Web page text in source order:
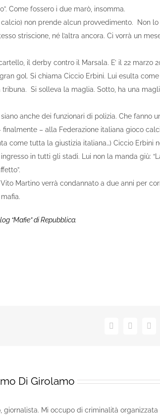
Come fossero i due marò, insomma.
calcio) non prende alcun provvedimento. Non
striscione, né l’altra ancora. Ci vorrà un
il derby contro il Marsala. E’ il 22 marzo
gol. Si chiama Ciccio Erbini. Lui esulta
tribuna. Si solleva la maglia. Sotto, ha una
anche dei funzionari di polizia. Che fanno
– alla Federazione italiana gioco
come tutta la giustizia italiana…) Ciccio Erbini
in tutti gli stadi. Lui non la manda giù:
Martino verrà condannato a due anni per
“Mafie” di Repubblica.
Facebook
X
Di Girolamo
giornalista. Mi occupo di criminalità organizzata